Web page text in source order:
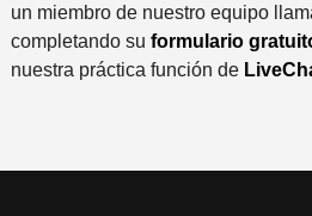
un miembro de nuestro equipo
completando su formulario
nuestra práctica función de